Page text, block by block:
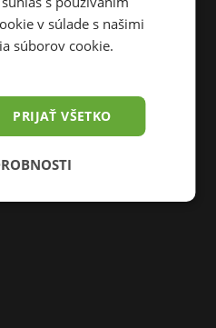
v súlade s našimi
súborov cookie.
PRIJAŤ VŠETKO